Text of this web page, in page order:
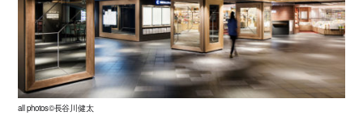
all photos©長谷川健太